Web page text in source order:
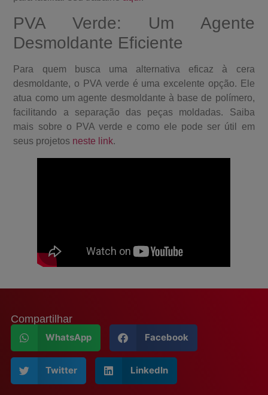
PVA Verde: Um Agente
Desmoldante Eficiente
Para quem busca uma alternativa eficaz à cera
desmoldante, o PVA verde é uma excelente opção. Ele
atua como um agente desmoldante à base de polímero,
facilitando a separação das peças moldadas. Saiba
mais sobre o PVA verde e como ele pode ser útil em
seus projetos neste link.
Compartilhar
WhatsApp Facebook
Twitter LinkedIn